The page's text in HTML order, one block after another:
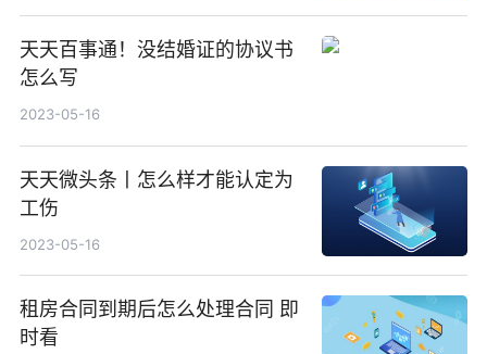
天天百事通！没结婚证的协议书
怎么写
2023-05-16
天天微头条丨怎么样才能认定为
工伤
2023-05-16
租房合同到期后怎么处理合同 即
时看